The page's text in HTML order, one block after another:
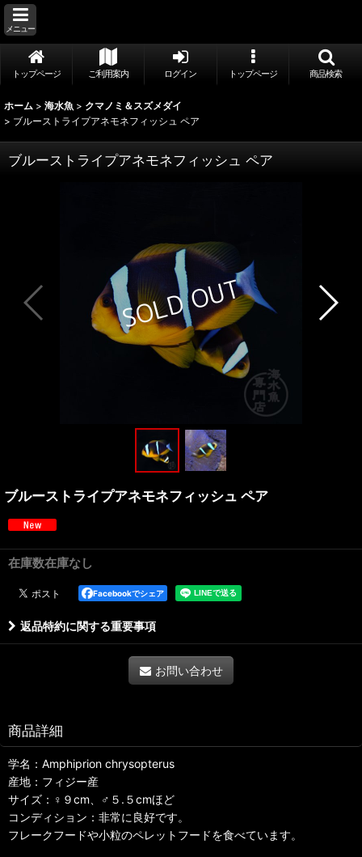
メニュー
トップページ ご利用案内 ログイン トップページ 商品検索
ホーム > 海水魚 > クマノミ＆スズメダイ
> ブルーストライプアネモネフィッシュ ペア
ブルーストライプアネモネフィッシュ ペア
ブルーストライプアネモネフィッシュ ペア
在庫数在庫なし
Facebookでシェア
返品特約に関する重要事項
お問い合わせ
商品詳細
学名：Amphiprion chrysopterus
産地：フィジー産
サイズ：♀９cm、♂５.５cmほど
コンディション：非常に良好です。
フレークフードや小粒のペレットフードを食べています。